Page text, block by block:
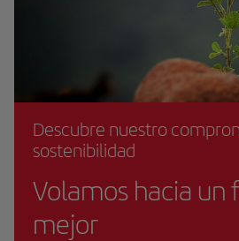
Descubre nuestro
sostenibilidad
Volamos hacia un
mejor